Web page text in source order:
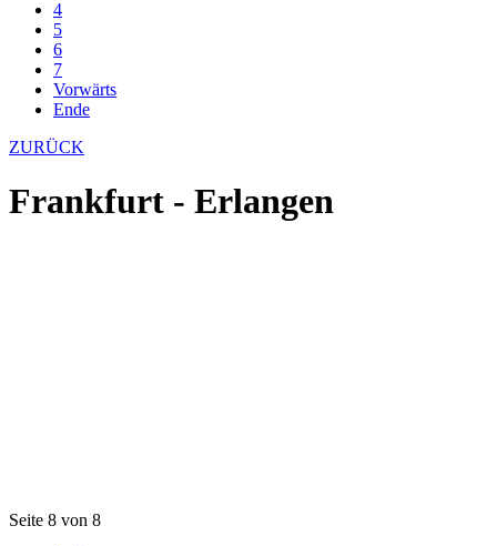
4
5
6
7
Vorwärts
Ende
ZURÜCK
Frankfurt - Erlangen
Seite 8 von 8